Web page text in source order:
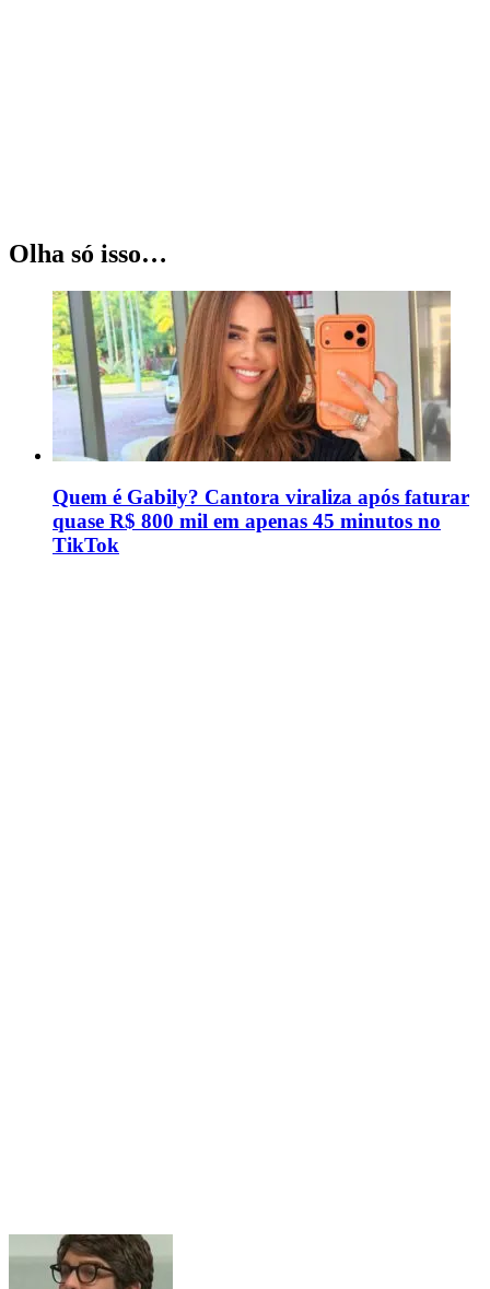
Olha só isso…
Quem é Gabily? Cantora viraliza após faturar
quase R$ 800 mil em apenas 45 minutos no
TikTok